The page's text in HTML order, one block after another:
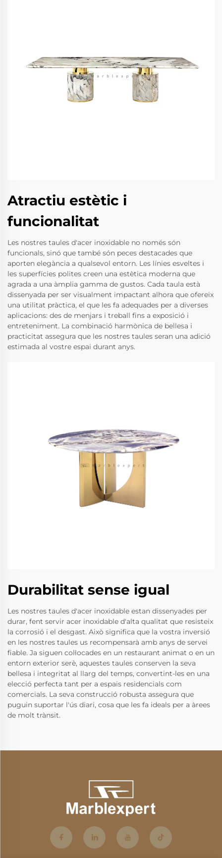
Atractiu estètic i
funcionalitat
Les nostres taules d'acer inoxidable no només són
funcionals, sinó que també són peces destacades que
aporten elegància a qualsevol entorn. Les línies esveltes i
les superfícies polites creen una estètica moderna que
agrada a una àmplia gamma de gustos. Cada taula està
dissenyada per ser visualment impactant alhora que ofereix
una utilitat pràctica, el que les fa adequades per a diverses
aplicacions: des de menjars i treball fins a exposició i
entreteniment. La combinació harmònica de bellesa i
practicitat assegura que les nostres taules seran una adició
estimada al vostre espai durant anys.
Durabilitat sense igual
Les nostres taules d'acer inoxidable estan dissenyades per
durar, fent servir acer inoxidable d'alta qualitat que resisteix
la corrosió i el desgast. Això significa que la vostra inversió
en les nostres taules us recompensarà amb anys de servei
fiable. Ja siguen col·locades en un restaurant animat o en un
entorn exterior serè, aquestes taules conserven la seva
bellesa i integritat al llarg del temps, convertint-les en una
elecció perfecta tant per a espais residencials com
comercials. La seva construcció robusta assegura que
puguin suportar l'ús diari, cosa que les fa ideals per a àrees
de molt trànsit.